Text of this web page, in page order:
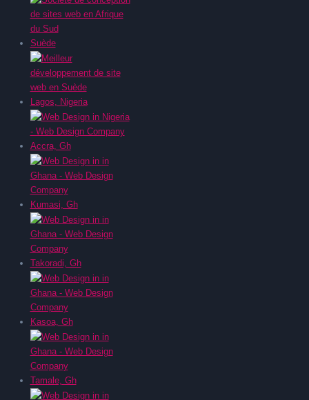
Suède
Lagos, Nigeria
Accra, Gh
Kumasi, Gh
Takoradi, Gh
Kasoa, Gh
Tamale, Gh